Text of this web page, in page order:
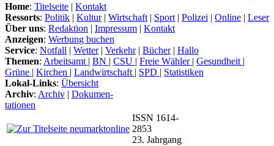
Home: Titelseite | Kontakt
Ressorts: Politik | Kultur| Wirtschaft | Sport | Polizei | Online | Leser
Über uns: Redaktion | Impressum | Kontakt
Anzeigen: Werbung buchen
Service: Notfall | Wetter| Verkehr| Bücher| Hallo
Themen: Arbeitsamt | BN | CSU | Freie Wähler | Gesundheit |
Grüne | Kirchen | Landwirtschaft | SPD | Statistiken
Lokal-Links: Übersicht
Archiv: Archiv | Dokumen-
tationen
ISSN 1614-
2853
23. Jahrgang